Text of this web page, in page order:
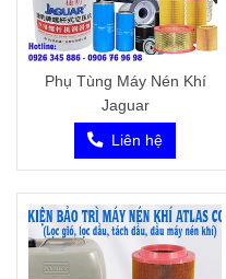
Phụ Tùng Máy Nén Khí
Jaguar
Liên hệ